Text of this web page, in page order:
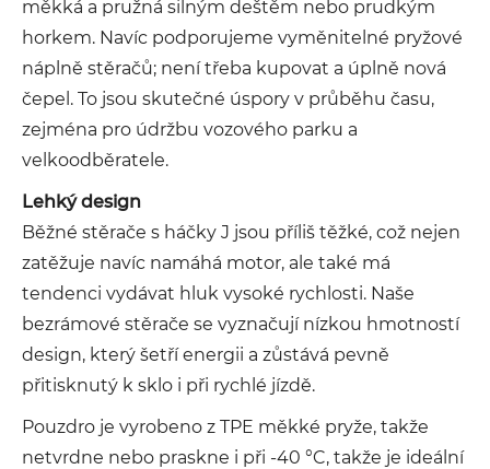
měkká a pružná silným deštěm nebo prudkým
horkem. Navíc podporujeme vyměnitelné pryžové
náplně stěračů; není třeba kupovat a úplně nová
čepel. To jsou skutečné úspory v průběhu času,
zejména pro údržbu vozového parku a
velkoodběratele.
Lehký design
Běžné stěrače s háčky J jsou příliš těžké, což nejen
zatěžuje navíc namáhá motor, ale také má
tendenci vydávat hluk vysoké rychlosti. Naše
bezrámové stěrače se vyznačují nízkou hmotností
design, který šetří energii a zůstává pevně
přitisknutý k sklo i při rychlé jízdě.
Pouzdro je vyrobeno z TPE měkké pryže, takže
netvrdne nebo praskne i při -40 °C, takže je ideální